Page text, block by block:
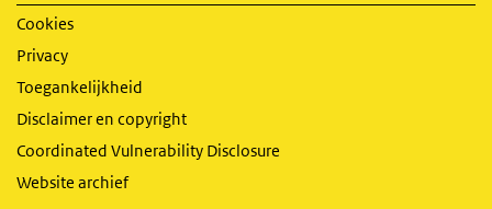
Cookies
Privacy
Toegankelijkheid
Disclaimer en copyright
Coordinated Vulnerability Disclosure
Website archief